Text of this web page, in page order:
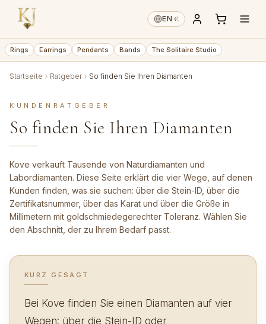
EN·€
Rings Earrings Pendants Bands The Solitaire Studio
Startseite Ratgeber So finden Sie Ihren Diamanten
KUNDENRATGEBER
So finden Sie Ihren Diamanten
Kove verkauft Tausende von Naturdiamanten und
Labordiamanten. Diese Seite erklärt die vier Wege, auf denen
Kunden finden, was sie suchen: über die Stein-ID, über die
Zertifikatsnummer, über das Karat und über die Größe in
Millimetern mit goldschmiedegerechter Toleranz. Wählen Sie
den Abschnitt, der zu Ihrem Bedarf passt.
KURZ GESAGT
Bei Kove finden Sie einen Diamanten auf vier
Wegen: über die Stein-ID oder